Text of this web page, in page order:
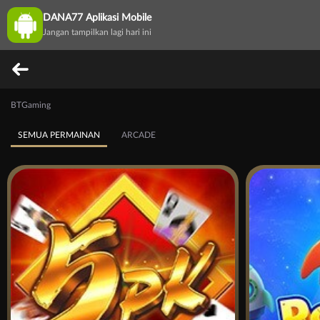
DANA77 Aplikasi Mobile
Jangan tampilkan lagi hari ini
BTGaming
SEMUA PERMAINAN ARCADE